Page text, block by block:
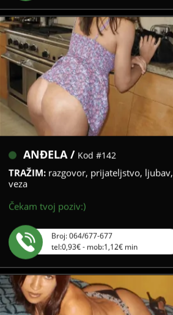
ANĐELA / Kod #142
TRAŽIM:
razgovor, prijateljstvo, ljubav,
veza
Čekam tvoj poziv:)
Broj: 064/677-677
tel:0,93€ - mob:1,12€ min